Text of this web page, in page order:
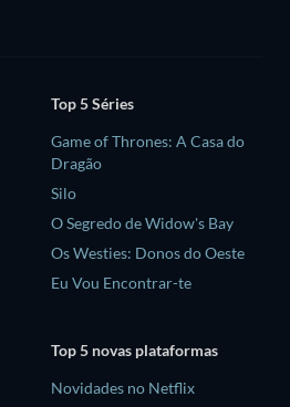
Top 5 Séries
Game of Thrones: A Casa do
Dragão
Silo
O Segredo de Widow's Bay
Os Westies: Donos do Oeste
Eu Vou Encontrar-te
Top 5 novas plataformas
Novidades no Netflix